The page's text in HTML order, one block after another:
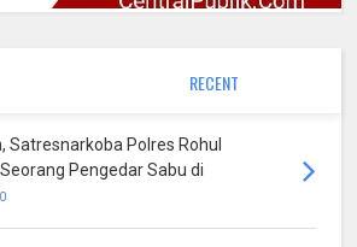
RECENT
Satresnarkoba Polres Rohul
Pengedar Sabu di
0